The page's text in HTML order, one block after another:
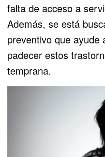
falta de acceso a
Además, se está
preventivo que ayude
padecer estos
temprana.